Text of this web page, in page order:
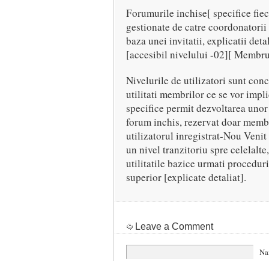
Forumurile inchise[ specifice
gestionate de catre
baza unei invitatii, explicatii
[accesibil nivelului -02][
Nivelurile de utilizatori sunt
utilitati membrilor ce se vor
specifice permit dezvoltarea
forum inchis, rezervat doar
utilizatorul inregistrat-Nou
un nivel tranzitoriu spre
utilitatile bazice urmati
superior [explicate detaliat].
Leave a Comment